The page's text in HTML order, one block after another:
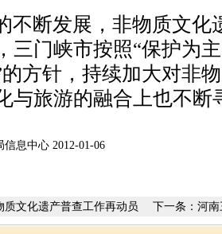
断发展，非物质文化
三门峡市按照“保护为
方针，持续加大对非
与旅游的融合上也不断
息中心 2012-01-06
下一条： 河南
录
质文化遗产普查工作再动员